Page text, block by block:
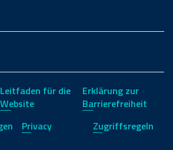
Leitfaden für die
Website
Erklärung zur
Barrierefreiheit
Privacy
Zugriffsregeln